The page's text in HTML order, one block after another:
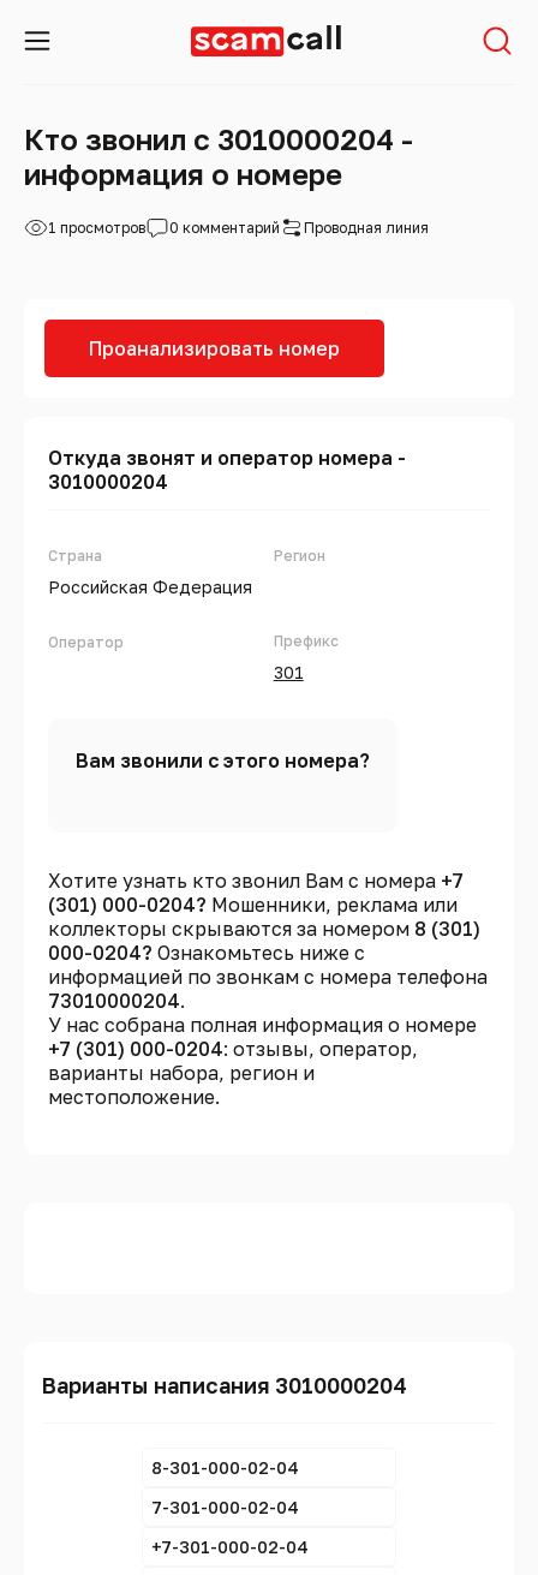
Кто звонил с 3010000204 -
информация о номере
1 просмотров 0 комментарий Проводная линия
Проанализировать номер
Откуда звонят и оператор номера -
3010000204
Страна
Российская Федерация
Оператор
Регион
Префикс
301
Вам звонили с этого номера?
Хотите узнать кто звонил Вам с номера +7
(301) 000-0204? Мошенники, реклама или
коллекторы скрываются за номером 8 (301)
000-0204? Ознакомьтесь ниже с
информацией по звонкам с номера телефона
73010000204.
У нас собрана полная информация о номере
+7 (301) 000-0204: отзывы, оператор,
варианты набора, регион и
местоположение.
Варианты написания 3010000204
8-301-000-02-04
7-301-000-02-04
+7-301-000-02-04